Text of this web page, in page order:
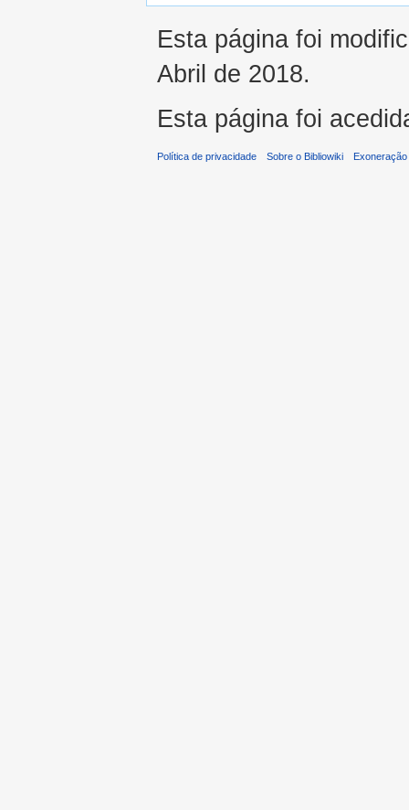
Esta página foi
Abril de 2018.
Esta página foi
Política de privacidade Sobre o Bibliowiki